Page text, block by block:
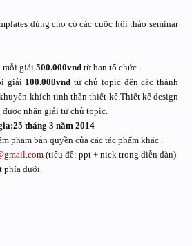
dùng cho có các cuộc hội thảo seminar
mỗi giải 500.000vnd từ ban tổ chức.
giải100.000vnd từ chủ topic đến các thành
khích tinh thần thiết kế.Thiết kế design
nhận giải từ chủ topic.
tháng 3 năm 2014
phạm bản quyền của các tác phẩm khác .
(tiêu đề: ppt + nick trong diễn đàn)
phía dưới.